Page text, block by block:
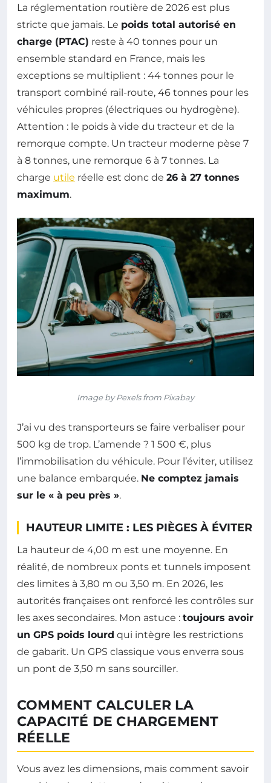
La réglementation routière de 2026 est plus
stricte que jamais. Le poids total autorisé en
charge (PTAC) reste à 40 tonnes pour un
ensemble standard en France, mais les
exceptions se multiplient : 44 tonnes pour le
transport combiné rail-route, 46 tonnes pour les
véhicules propres (électriques ou hydrogène).
Attention : le poids à vide du tracteur et de la
remorque compte. Un tracteur moderne pèse 7
à 8 tonnes, une remorque 6 à 7 tonnes. La
charge utile réelle est donc de 26 à 27 tonnes
maximum.
Image by Pexels from Pixabay
J’ai vu des transporteurs se faire verbaliser pour
500 kg de trop. L’amende ? 1 500 €, plus
l’immobilisation du véhicule. Pour l’éviter, utilisez
une balance embarquée. Ne comptez jamais
sur le « à peu près ».
HAUTEUR LIMITE : LES PIÈGES À ÉVITER
La hauteur de 4,00 m est une moyenne. En
réalité, de nombreux ponts et tunnels imposent
des limites à 3,80 m ou 3,50 m. En 2026, les
autorités françaises ont renforcé les contrôles sur
les axes secondaires. Mon astuce : toujours avoir
un GPS poids lourd qui intègre les restrictions
de gabarit. Un GPS classique vous enverra sous
un pont de 3,50 m sans sourciller.
COMMENT CALCULER LA
CAPACITÉ DE CHARGEMENT
RÉELLE
Vous avez les dimensions, mais comment savoir